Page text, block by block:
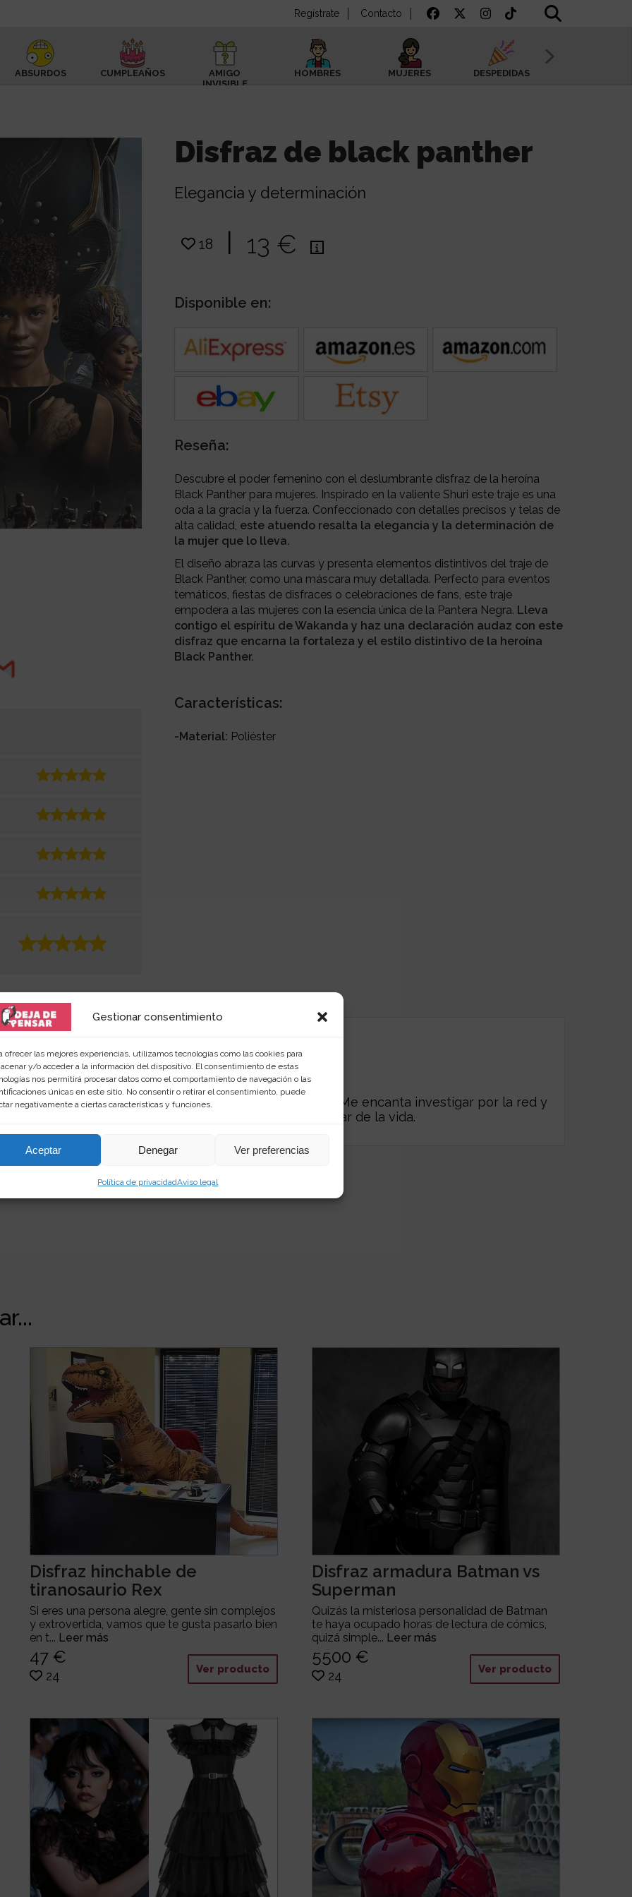
Gestionar consentimiento
ofrecer las mejores experiencias, utilizamos tecnologías como las cookies para
y/o acceder a la información del dispositivo. El consentimiento de estas
nos permitirá procesar datos como el comportamiento de navegación o las
únicas en este sitio. No consentir o retirar el consentimiento, puede
negativamente a ciertas características y funciones.
Aceptar Denegar Ver preferencias
Política de privacidadAviso legal
Regístrate Contacto
ABSURDOS CUMPLEAÑOS
AMIGO
INVISIBLE
HOMBRES MUJERES DESPEDIDAS
Disfraz de black panther
Elegancia y determinación
18 | 13 €
Disponible en:
Reseña:
Descubre el poder femenino con el deslumbrante disfraz de la heroína
Black Panther para mujeres. Inspirado en la valiente Shuri este traje es una
oda a la gracia y la fuerza. Confeccionado con detalles precisos y telas de
alta calidad, este atuendo resalta la elegancia y la determinación de
la mujer que lo lleva.
El diseño abraza las curvas y presenta elementos distintivos del traje de
Black Panther, como una máscara muy detallada. Perfecto para eventos
temáticos, fiestas de disfraces o celebraciones de fans, este traje
empodera a las mujeres con la esencia única de la Pantera Negra. Lleva
contigo el espíritu de Wakanda y haz una declaración audaz con este
disfraz que encarna la fortaleza y el estilo distintivo de la heroína
Black Panther.
Características:
-Material: Poliéster
amante de las palabras y de los productos singulares. Me encanta investigar por la red y
en
. Me gusta el mar y disfrutar de la vida.
Disfraz hinchable de
tiranosaurio Rex
Si eres una persona alegre, gente sin complejos
y extrovertida, vamos que te gusta pasarlo bien
en t... Leer más
47 €
24 Ver producto
Disfraz armadura Batman vs
Superman
Quizás la misteriosa personalidad de Batman
te haya ocupado horas de lectura de cómics,
quizá simple... Leer más
5500 €
24 Ver producto